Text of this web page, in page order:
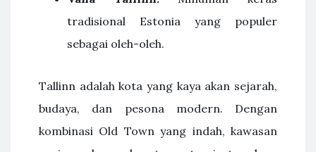
tradisional Estonia yang populer
sebagai oleh-oleh.
Tallinn adalah kota yang kaya akan sejarah,
budaya, dan pesona modern. Dengan
kombinasi Old Town yang indah, kawasan